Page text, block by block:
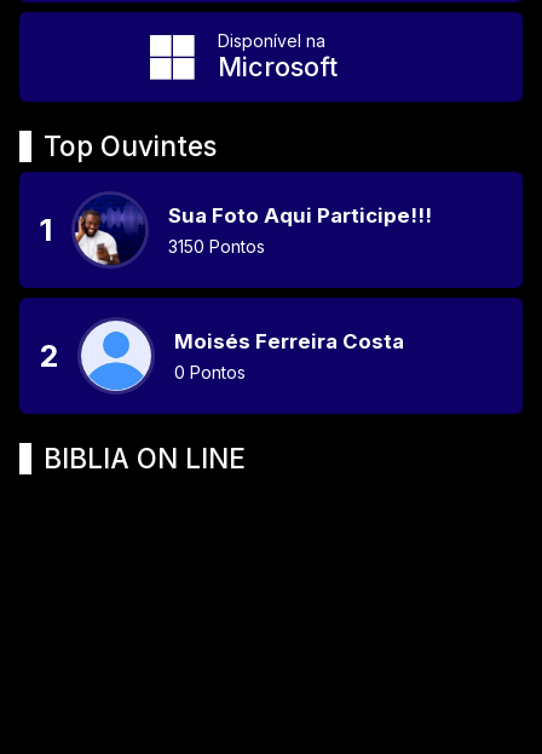
Disponível na
Microsoft
Top Ouvintes
1 Sua Foto Aqui Participe!!!
3150 Pontos
2 Moisés Ferreira Costa
0 Pontos
BIBLIA ON LINE